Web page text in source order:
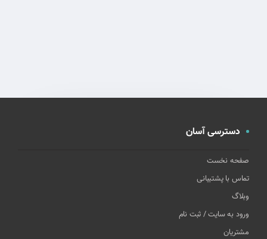
دسترسی آسان
صفحه نخست
تماس با پشتیبانی
وبلاگ
ورود به سایت / ثبت نام
مشتریان